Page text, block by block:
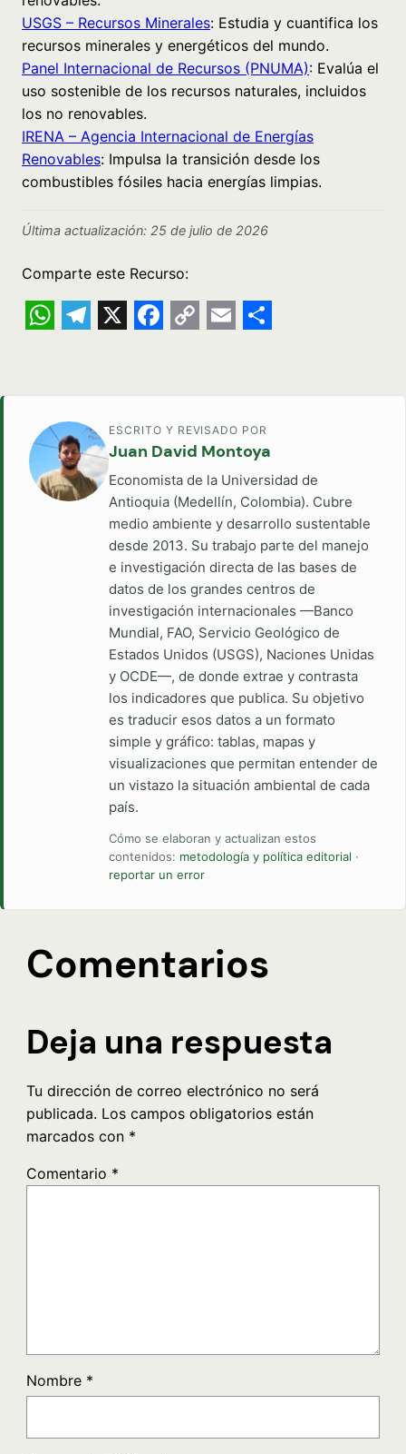
USGS – Recursos Minerales: Estudia y cuantifica los
recursos minerales y energéticos del mundo.
Panel Internacional de Recursos (PNUMA): Evalúa el
uso sostenible de los recursos naturales, incluidos
los no renovables.
IRENA – Agencia Internacional de Energías
Renovables: Impulsa la transición desde los
combustibles fósiles hacia energías limpias.
Última actualización: 25 de julio de 2026
Comparte este Recurso:
ESCRITO Y REVISADO POR
Juan David Montoya
Economista de la Universidad de
Antioquia (Medellín, Colombia). Cubre
medio ambiente y desarrollo sustentable
desde 2013. Su trabajo parte del manejo
e investigación directa de las bases de
datos de los grandes centros de
investigación internacionales —Banco
Mundial, FAO, Servicio Geológico de
Estados Unidos (USGS), Naciones Unidas
y OCDE—, de donde extrae y contrasta
los indicadores que publica. Su objetivo
es traducir esos datos a un formato
simple y gráfico: tablas, mapas y
visualizaciones que permitan entender de
un vistazo la situación ambiental de cada
país.
Cómo se elaboran y actualizan estos
contenidos: metodología y política editorial ·
reportar un error
Comentarios
Deja una respuesta
Tu dirección de correo electrónico no será
publicada. Los campos obligatorios están
marcados con *
Comentario *
Nombre *